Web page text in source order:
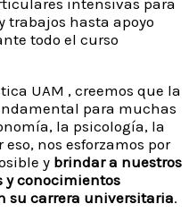
intensivas para
trabajos hasta apoyo
todo el curso
UAM , creemos que la
para muchas
la psicología, la
nos esforzamos por
y brindar a nuestros
y conocimientos
su carrera universitaria.